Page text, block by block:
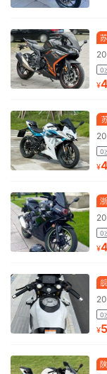
0
¥
0
¥
0
¥
0
¥